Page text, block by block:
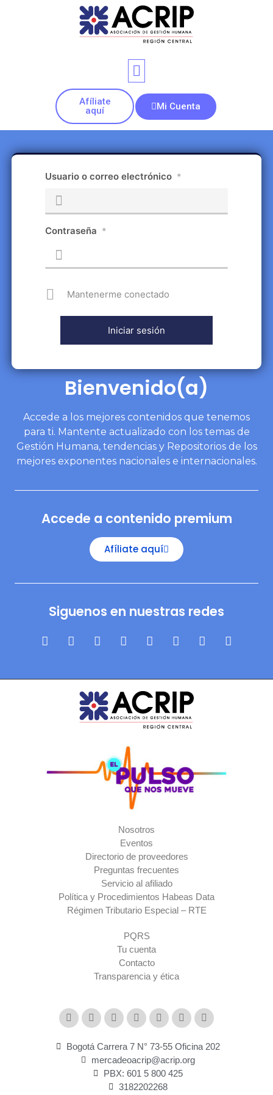
Afíliate
aquí
Mi Cuenta
Usuario o correo electrónico *
Contraseña *
Mantenerme conectado
Bienvenido(a)
Accede a los mejores contenidos que tenemos
para ti. Mantente actualizado con los temas de
Gestión Humana, tendencias y Repositorios de los
mejores exponentes nacionales e internacionales.
Accede a contenido premium
Afíliate aquí
Siguenos en nuestras redes
Nosotros
Eventos
Directorio de proveedores
Preguntas frecuentes
Servicio al afiliado
Política y Procedimientos Habeas Data
Régimen Tributario Especial – RTE​
PQRS
Tu cuenta
Contacto
Transparencia y ética
Bogotá Carrera 7 N° 73-55 Oficina 202
mercadeoacrip@acrip.org
PBX: 601 5 800 425
3182202268